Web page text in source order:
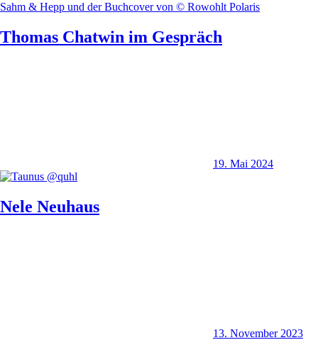
Thomas Chatwin im Gespräch
19. Mai 2024
Nele Neuhaus
13. November 2023